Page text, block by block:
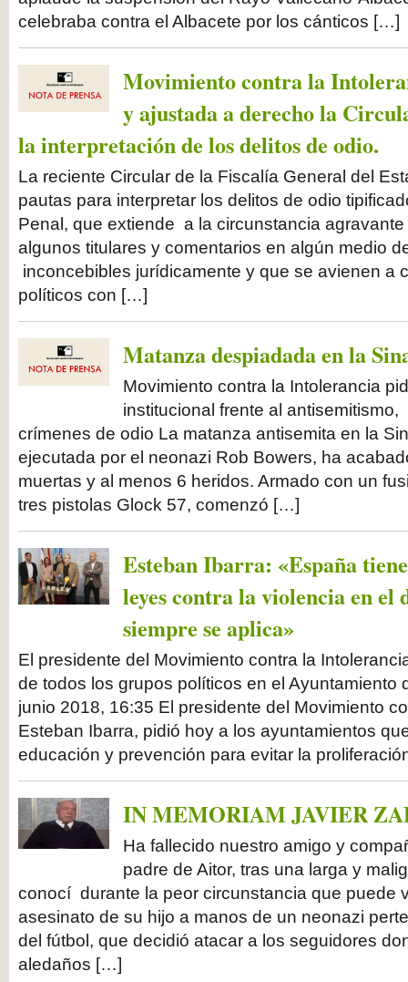
celebraba contra el Albacete por los cánticos […]
Movimiento contra la
y ajustada a derecho la
la interpretación de los delitos de odio.
La reciente Circular de la Fiscalía General del
pautas para interpretar los delitos de odio
Penal, que extiende a la circunstancia
algunos titulares y comentarios en algún medio
inconcebibles jurídicamente y que se avienen a
políticos con […]
Matanza despiadada en la
Movimiento contra la Intolerancia
institucional frente al
crímenes de odio La matanza antisemita en la
ejecutada por el neonazi Rob Bowers, ha
muertas y al menos 6 heridos. Armado con un
tres pistolas Glock 57, comenzó […]
Esteban Ibarra: «España
leyes contra la violencia en el
siempre se aplica»
El presidente del Movimiento contra la
de todos los grupos políticos en el Ayuntamiento
junio 2018, 16:35 El presidente del Movimiento
Esteban Ibarra, pidió hoy a los ayuntamientos
educación y prevención para evitar la
IN MEMORIAM JAVIER
Ha fallecido nuestro amigo y
padre de Aitor, tras una larga y
conocí durante la peor circunstancia que puede
asesinato de su hijo a manos de un neonazi
del fútbol, que decidió atacar a los seguidores
aledaños […]